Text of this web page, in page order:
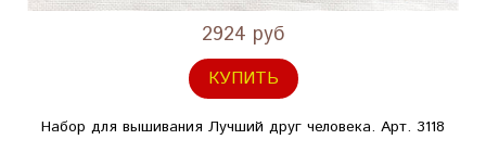
2924 руб
КУПИТЬ
Набор для вышивания Лучший друг человека. Арт. 3118